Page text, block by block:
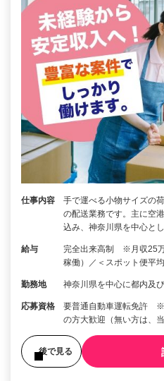
仕事内容
手で運べる小物サイズの
の配送業務です。主に空
込み、神奈川県を中心と
給与
完全出来高制 ※月収25
稼働）／＜スポット便平
勤務地 神奈川県を中心に都内及
応募資格
要普通自動車運転免許
の方大歓迎（無い方は、
後で見る